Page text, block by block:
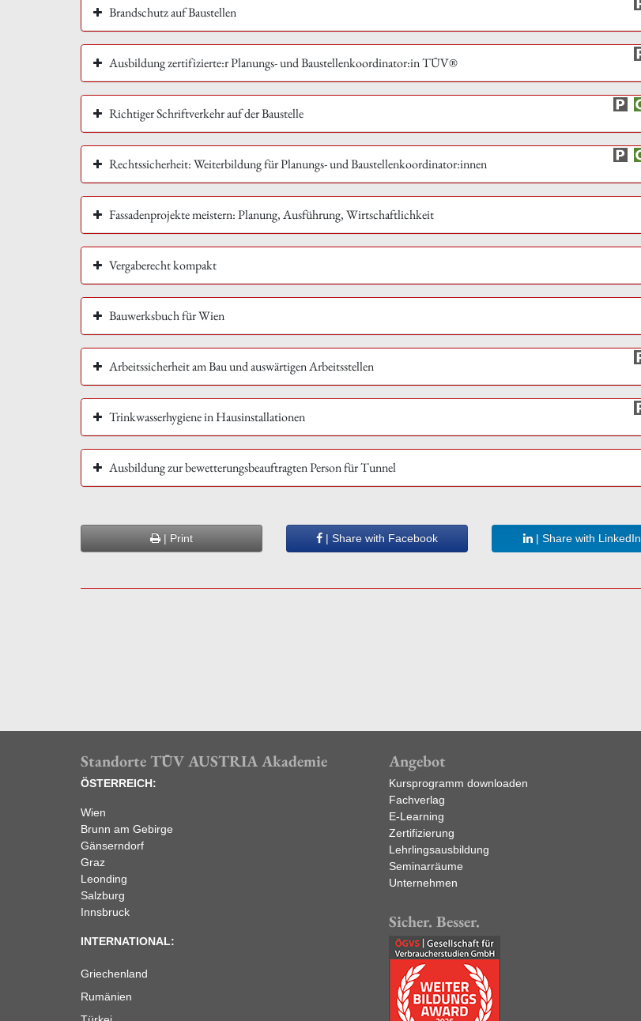
Brandschutz auf Baustellen
Ausbildung zertifizierte:r Planungs- und Baustellenkoordinator:in TÜV®
Richtiger Schriftverkehr auf der Baustelle
Rechtssicherheit: Weiterbildung für Planungs- und Baustellenkoordinator:innen
Fassadenprojekte meistern: Planung, Ausführung, Wirtschaftlichkeit
Vergaberecht kompakt
Bauwerksbuch für Wien
Arbeitssicherheit am Bau und auswärtigen Arbeitsstellen
Trinkwasserhygiene in Hausinstallationen
Ausbildung zur bewetterungsbeauftragten Person für Tunnel
| Print | Share with Facebook | Share with LinkedIn
Standorte TÜV AUSTRIA Akademie
ÖSTERREICH:
Wien
Brunn am Gebirge
Gänserndorf
Graz
Leonding
Salzburg
Innsbruck
INTERNATIONAL:
Griechenland
Rumänien
Angebot
Kursprogramm downloaden
Fachverlag
E-Learning
Zertifizierung
Lehrlingsausbildung
Seminarräume
Unternehmen
Sicher. Besser.